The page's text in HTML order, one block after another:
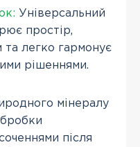
Універсальний
простір,
та легко гармонує
рішеннями.
мінералу
після